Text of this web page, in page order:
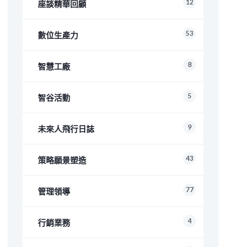
座談精華回顧 12
數位生產力 53
智慧工廠 8
智谷活動 5
未來人飛行日誌 9
策略願景塑造 43
管理領導 77
行銷業務 4